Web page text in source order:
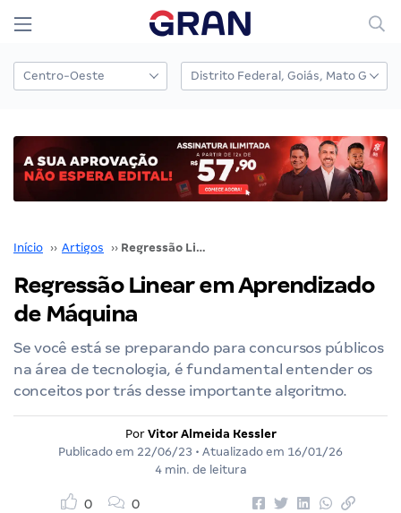
Início ›› Artigos ›› Regressão Linear em Aprendizado de Máquina
Regressão Linear em Aprendizado
de Máquina
Se você está se preparando para concursos públicos
na área de tecnologia, é fundamental entender os
conceitos por trás desse importante algoritmo.
Por Vitor Almeida Kessler
Publicado em 22/06/23 • Atualizado em 16/01/26
4 min. de leitura
0 0